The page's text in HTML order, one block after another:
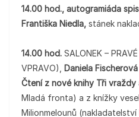
14.00 hod., autogramiáda
Františka Niedla, stánek
14.00 hod. SALONEK –
VPRAVO), Daniela Fischerová
Čtení z nové knihy Tři vraždy
Mladá fronta) a z knížky
Milionmelounů (nakladatelství